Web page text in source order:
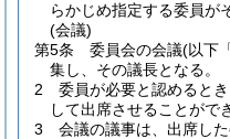
らかじめ指定する委員が
(会議)
第5条
委員会の会議(以下
集し、その議長となる。
2
委員が必要と認めると
して出席させることがで
3
会議の議事は、出席し